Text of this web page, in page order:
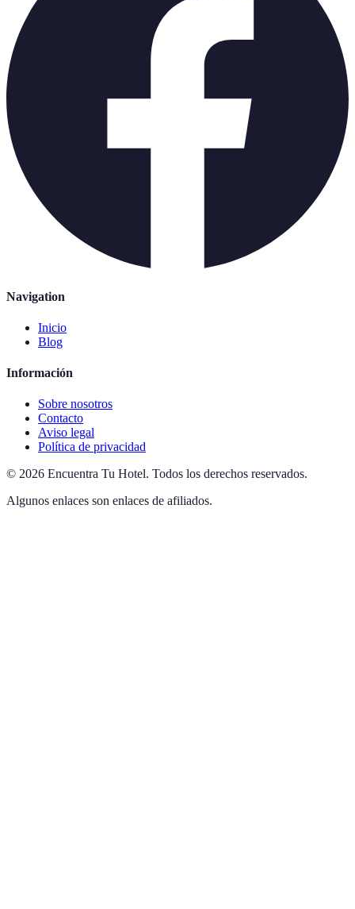
Navigation
Inicio
Blog
Información
Sobre nosotros
Contacto
Aviso legal
Política de privacidad
© 2026 Encuentra Tu Hotel. Todos los derechos reservados.
Algunos enlaces son enlaces de afiliados.